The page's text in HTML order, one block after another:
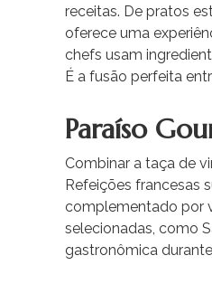
receitas. De pratos
oferece uma
chefs usam
É a fusão perfeita
Paraíso
Combinar a taça de
Refeições francesas
complementado por
selecionadas, como
gastronômica